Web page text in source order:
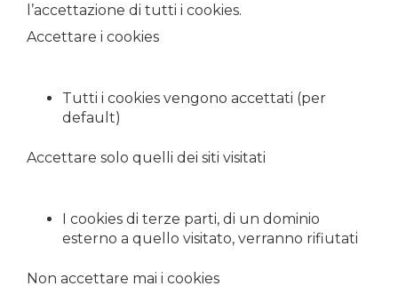
l’accettazione di tutti i cookies.
Accettare i cookies
Tutti i cookies vengono accettati (per
default)
Accettare solo quelli dei siti visitati
I cookies di terze parti, di un dominio
esterno a quello visitato, verranno rifiutati
Non accettare mai i cookies